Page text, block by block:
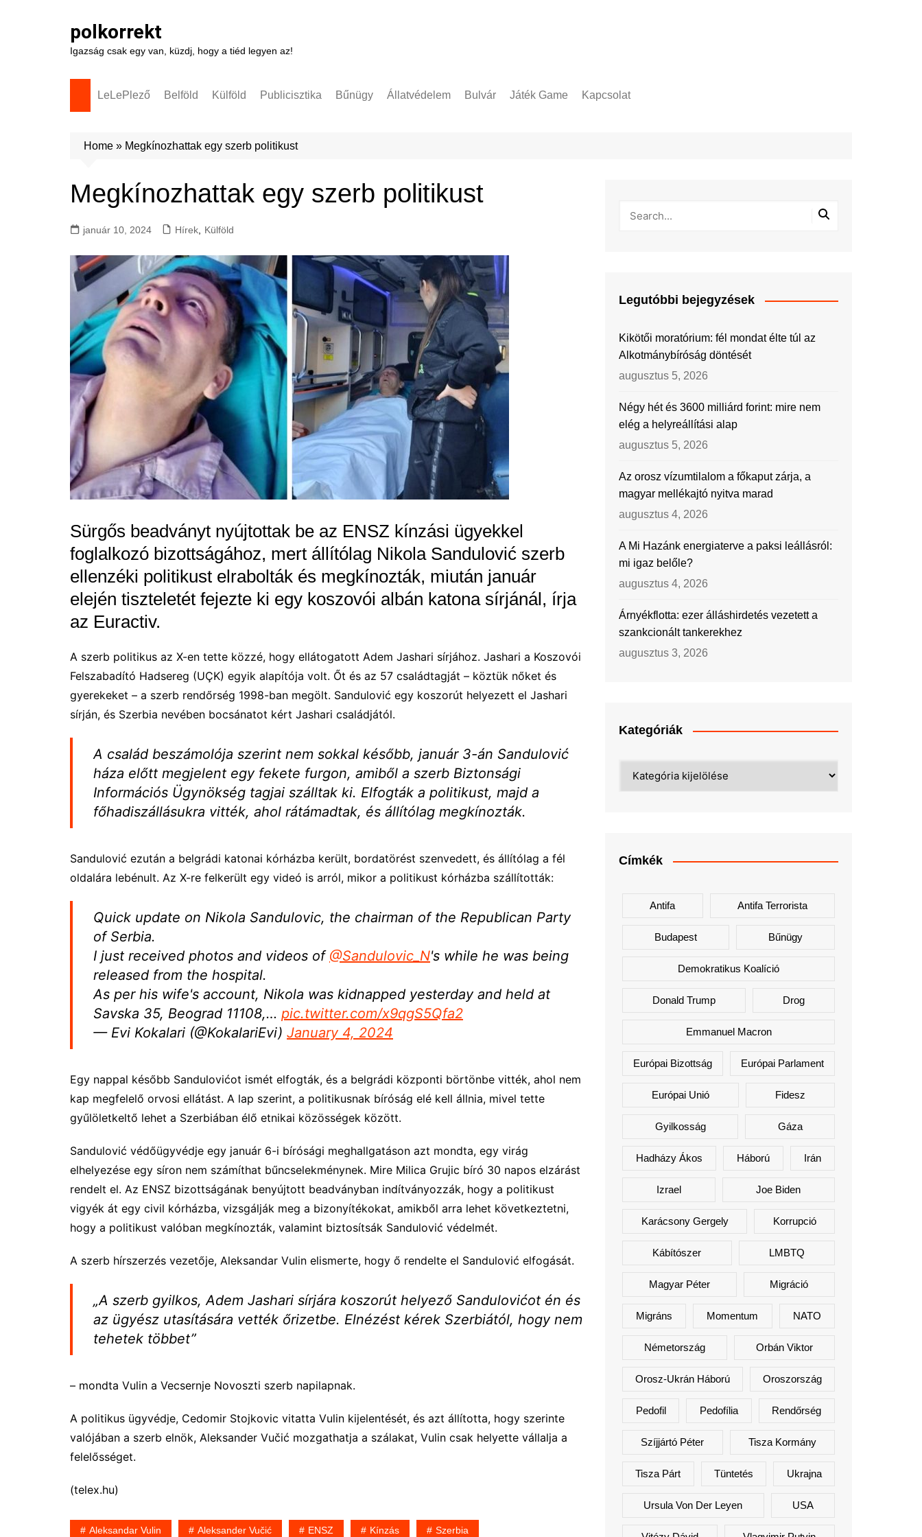
polkorrekt
Igazság csak egy van, küzdj, hogy a tiéd legyen az!
LeLePlező Belföld Külföld Publicisztika Bűnügy Állatvédelem Bulvár Játék Game Kapcsolat
Home » Megkínozhattak egy szerb politikust
Megkínozhattak egy szerb politikust
január 10, 2024 Hírek Külföld
Sürgős beadványt nyújtottak be az ENSZ kínzási ügyekkel
foglalkozó bizottságához, mert állítólag Nikola Sandulović szerb
ellenzéki politikust elrabolták és megkínozták, miután január
elején tiszteletét fejezte ki egy koszovói albán katona sírjánál, írja
az Euractiv.
A szerb politikus az X-en tette közzé, hogy ellátogatott Adem Jashari sírjához. Jashari a Koszovói
Felszabadító Hadsereg (UÇK) egyik alapítója volt. Őt és az 57 családtagját – köztük nőket és
gyerekeket – a szerb rendőrség 1998-ban megölt. Sandulović egy koszorút helyezett el Jashari
sírján, és Szerbia nevében bocsánatot kért Jashari családjától.
A család beszámolója szerint nem sokkal később, január 3-án Sandulović
háza előtt megjelent egy fekete furgon, amiből a szerb Biztonsági
Információs Ügynökség tagjai szálltak ki. Elfogták a politikust, majd a
főhadiszállásukra vitték, ahol rátámadtak, és állítólag megkínozták.
Sandulović ezután a belgrádi katonai kórházba került, bordatörést szenvedett, és állítólag a fél
oldalára lebénult. Az X-re felkerült egy videó is arról, mikor a politikust kórházba szállították:
Quick update on Nikola Sandulovic, the chairman of the Republican Party
of Serbia.
I just received photos and videos of @Sandulovic_N's while he was being
released from the hospital.
As per his wife's account, Nikola was kidnapped yesterday and held at
Savska 35, Beograd 11108,… pic.twitter.com/x9qgS5Qfa2
— Evi Kokalari (@KokalariEvi) January 4, 2024
Egy nappal később Sandulovićot ismét elfogták, és a belgrádi központi börtönbe vitték, ahol nem
kap megfelelő orvosi ellátást. A lap szerint, a politikusnak bíróság elé kell állnia, mivel tette
gyűlöletkeltő lehet a Szerbiában élő etnikai közösségek között.
Sandulović védőügyvédje egy január 6-i bírósági meghallgatáson azt mondta, egy virág
elhelyezése egy síron nem számíthat bűncselekménynek. Mire Milica Grujic bíró 30 napos elzárást
rendelt el. Az ENSZ bizottságának benyújtott beadványban indítványozzák, hogy a politikust
vigyék át egy civil kórházba, vizsgálják meg a bizonyítékokat, amikből arra lehet következtetni,
hogy a politikust valóban megkínozták, valamint biztosítsák Sandulović védelmét.
A szerb hírszerzés vezetője, Aleksandar Vulin elismerte, hogy ő rendelte el Sandulović elfogását.
„A szerb gyilkos, Adem Jashari sírjára koszorút helyező Sandulovićot én és
az ügyész utasítására vették őrizetbe. Elnézést kérek Szerbiától, hogy nem
tehetek többet”
– mondta Vulin a Vecsernje Novoszti szerb napilapnak.
A politikus ügyvédje, Cedomir Stojkovic vitatta Vulin kijelentését, és azt állította, hogy szerinte
valójában a szerb elnök, Aleksander Vučić mozgathatja a szálakat, Vulin csak helyette vállalja a
felelősséget.
(telex.hu)
Aleksandar Vulin Aleksander Vučić ENSZ Kínzás Szerbia
Legutóbbi bejegyzések
Kikötői moratórium: fél mondat élte túl az
Alkotmánybíróság döntését
augusztus 5, 2026
Négy hét és 3600 milliárd forint: mire nem
elég a helyreállítási alap
augusztus 5, 2026
Az orosz vízumtilalom a főkaput zárja, a
magyar mellékajtó nyitva marad
augusztus 4, 2026
A Mi Hazánk energiaterve a paksi leállásról:
mi igaz belőle?
augusztus 4, 2026
Árnyékflotta: ezer álláshirdetés vezetett a
szankcionált tankerekhez
augusztus 3, 2026
Kategóriák
Címkék
Antifa Antifa Terrorista
Budapest Bűnügy
Demokratikus Koalíció
Donald Trump Drog
Emmanuel Macron
Európai Bizottság Európai Parlament
Európai Unió Fidesz
Gyilkosság Gáza
Hadházy Ákos Háború Irán
Izrael Joe Biden
Karácsony Gergely Korrupció
Kábítószer LMBTQ
Magyar Péter Migráció
Migráns Momentum NATO
Németország Orbán Viktor
Orosz-Ukrán Háború Oroszország
Pedofil Pedofília Rendőrség
Szíjjártó Péter Tisza Kormány
Tisza Párt Tüntetés Ukrajna
Ursula Von Der Leyen USA